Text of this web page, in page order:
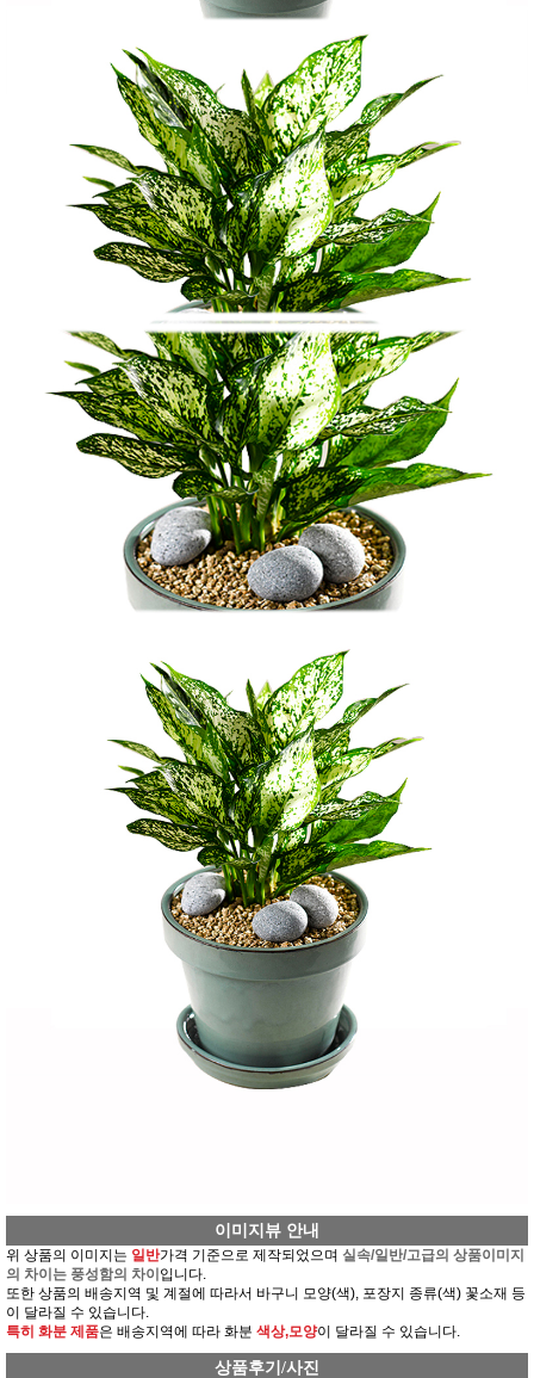
이미지뷰 안내
위 상품의 이미지는 일반가격 기준으로 제작되었으며 실속/일반/고급의 상품이미지
의 차이는 풍성함의 차이 입니다.
또한 상품의 배송지역 및 계절에 따라서 바구니 모양(색), 포장지 종류(색) 꽃소재 등
이 달라질 수 있습니다.
특히 화분 제품은 배송지역에 따라 화분 색상,모양이 달라질 수 있습니다.
상품후기/사진